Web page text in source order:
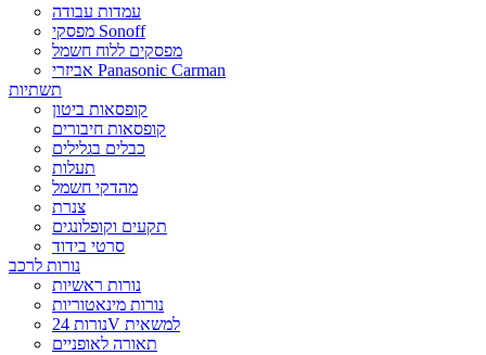
עמדות עבודה
מפסקי Sonoff
מפסקים ללוח חשמל
אביזרי Panasonic Carman
תשתיות
קופסאות ביטון
קופסאות חיבורים
כבלים בגלילים
תעלות
מהדקי חשמל
צנרת
תקעים וקופלונגים
סרטי בידוד
נורות לרכב
נורות ראשיות
נורות מינאטוריות
נורות 24V למשאית
תאורה לאופניים